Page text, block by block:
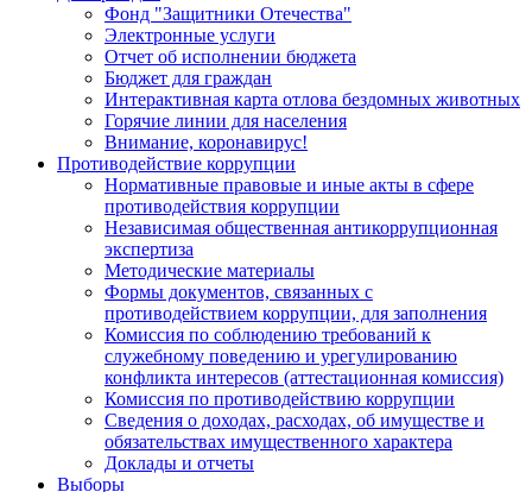
Фонд "Защитники Отечества"
Электронные услуги
Отчет об исполнении бюджета
Бюджет для граждан
Интерактивная карта отлова бездомных животных
Горячие линии для населения
Внимание, коронавирус!
Противодействие коррупции
Нормативные правовые и иные акты в сфере
противодействия коррупции
Независимая общественная антикоррупционная
экспертиза
Методические материалы
Формы документов, связанных с
противодействием коррупции, для заполнения
Комиссия по соблюдению требований к
служебному поведению и урегулированию
конфликта интересов (аттестационная комиссия)
Комиссия по противодействию коррупции
Сведения о доходах, расходах, об имуществе и
обязательствах имущественного характера
Доклады и отчеты
Выборы